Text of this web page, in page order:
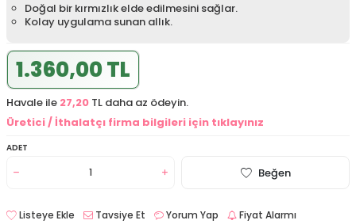
Doğal bir kırmızlık elde edilmesini sağlar.
Kolay uygulama sunan allık.
1.360,00 TL
Havale ile 27,20 TL daha az ödeyin.
Üretici / İthalatçı firma bilgileri için tıklayınız
ADET
Beğen
Listeye Ekle Tavsiye Et Yorum Yap Fiyat Alarmı